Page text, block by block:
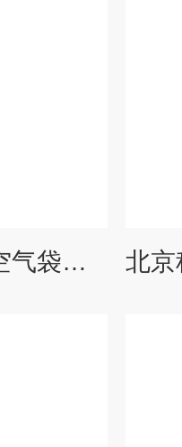
YPR-2104M型真空气袋采样器